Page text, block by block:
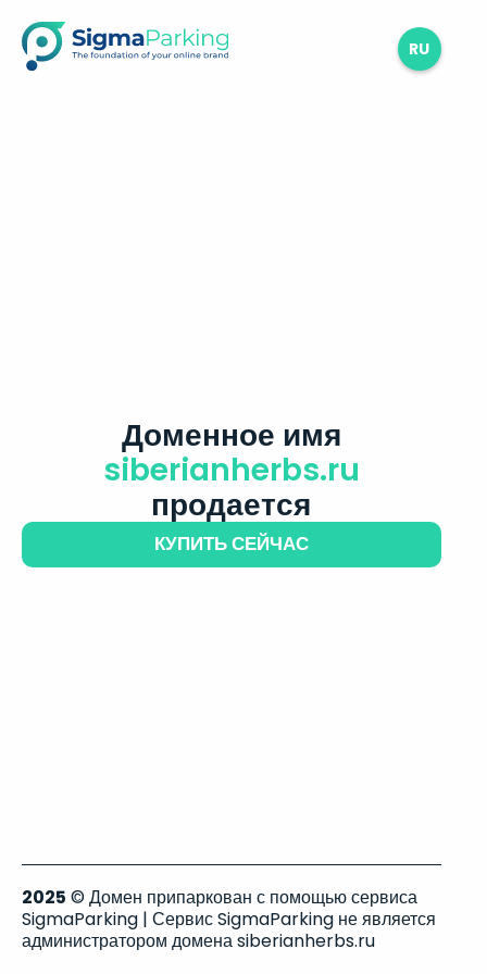
RU
Доменное имя
siberianherbs.ru
продается
КУПИТЬ СЕЙЧАС
2025 © Домен припаркован с помощью сервиса
SigmaParking | Сервис SigmaParking не является
администратором домена siberianherbs.ru